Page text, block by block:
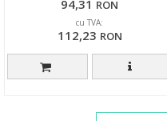
94,31 RON
cu TVA:
112,23 RON